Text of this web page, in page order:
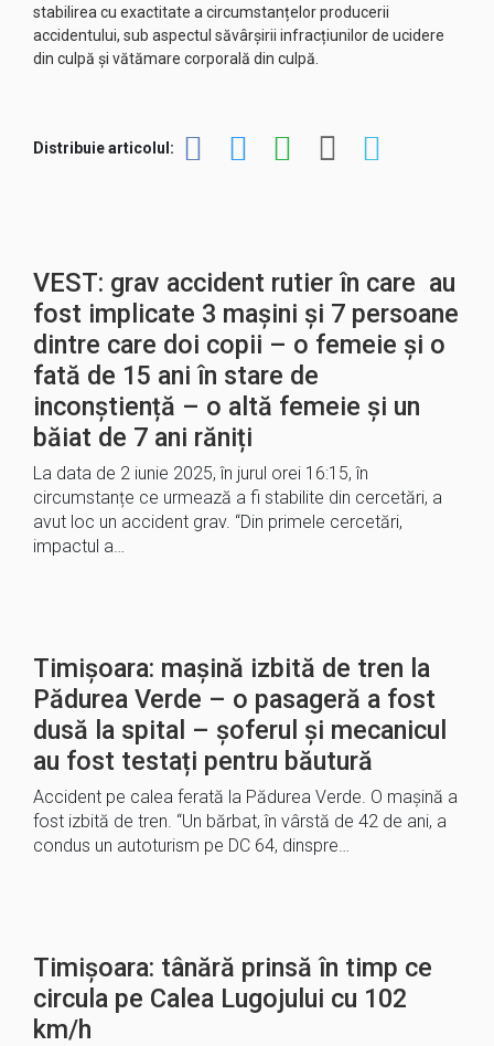
stabilirea cu exactitate a circumstanțelor producerii
accidentului, sub aspectul săvârșirii infracțiunilor de ucidere
din culpă și vătămare corporală din culpă.
Distribuie articolul:
VEST: grav accident rutier în care au
fost implicate 3 mașini și 7 persoane
dintre care doi copii – o femeie și o
fată de 15 ani în stare de
inconștiență – o altă femeie și un
băiat de 7 ani răniți
La data de 2 iunie 2025, în jurul orei 16:15, în
circumstanțe ce urmează a fi stabilite din cercetări, a
avut loc un accident grav. “Din primele cercetări,
impactul a…
Timișoara: mașină izbită de tren la
Pădurea Verde – o pasageră a fost
dusă la spital – șoferul și mecanicul
au fost testați pentru băutură
Accident pe calea ferată la Pădurea Verde. O mașină a
fost izbită de tren. “Un bărbat, în vârstă de 42 de ani, a
condus un autoturism pe DC 64, dinspre…
Timișoara: tânără prinsă în timp ce
circula pe Calea Lugojului cu 102
km/h